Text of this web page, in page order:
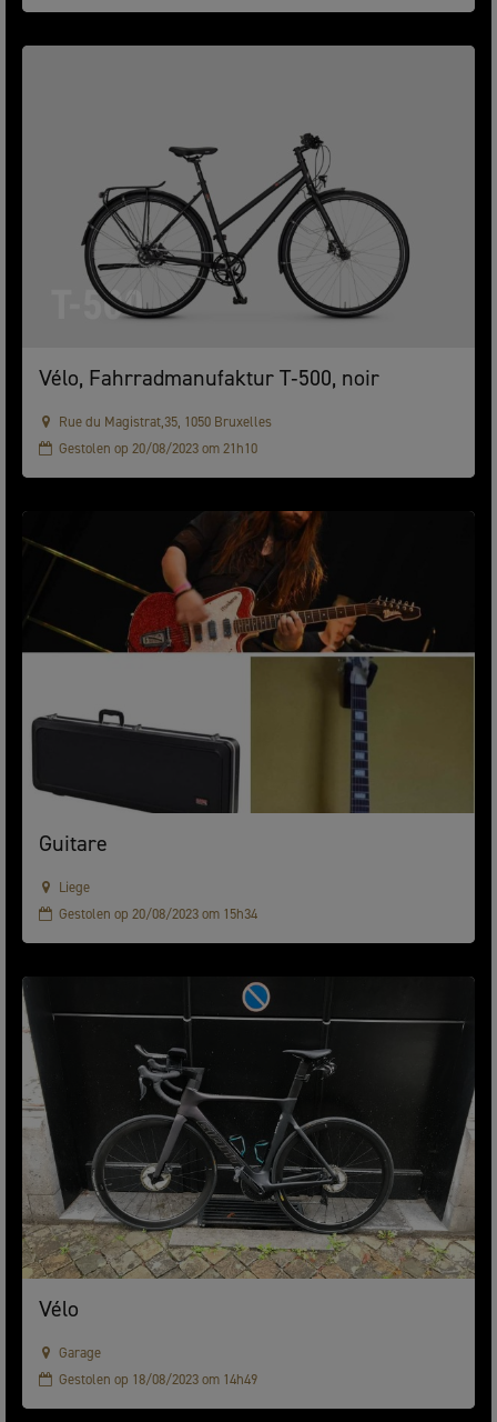
Vélo, Fahrradmanufaktur T‑500, noir
Rue du Magistrat,35, 1050 Bruxelles
Gestolen op 20/08/2023 om 21h10
Guitare
Liege
Gestolen op 20/08/2023 om 15h34
Vélo
Garage
Gestolen op 18/08/2023 om 14h49